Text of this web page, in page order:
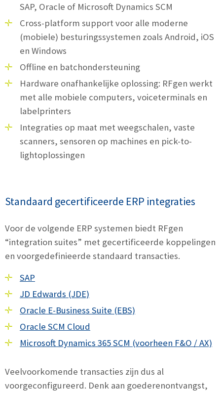
SAP, Oracle of Microsoft Dynamics SCM
Cross-platform support voor alle moderne
(mobiele) besturingssystemen zoals Android, iOS
en Windows
Offline en batchondersteuning
Hardware onafhankelijke oplossing: RFgen werkt
met alle mobiele computers, voiceterminals en
labelprinters
Integraties op maat met weegschalen, vaste
scanners, sensoren op machines en pick-to-
lightoplossingen
Standaard gecertificeerde ERP integraties
Voor de volgende ERP systemen biedt RFgen
“integration suites” met gecertificeerde koppelingen
en voorgedefinieerde standaard transacties.
SAP
JD Edwards (JDE)
Oracle E-Business Suite (EBS)
Oracle SCM Cloud
Microsoft Dynamics 365 SCM (voorheen F&O / AX)
Veelvoorkomende transacties zijn dus al
voorgeconfigureerd. Denk aan goederenontvangst,